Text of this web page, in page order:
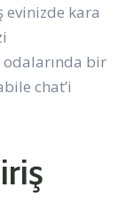
kara
bir
chat’i